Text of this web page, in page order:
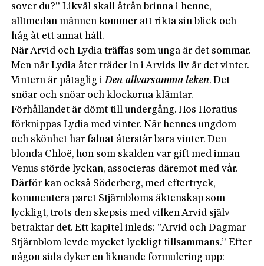
sover du?” Likväl skall åtrån brinna i henne,
alltmedan männen kommer att rikta sin blick och
håg åt ett annat håll.
När Arvid och Lydia träffas som unga är det sommar.
Men när Lydia åter träder in i Arvids liv är det vinter.
Vintern är påtaglig iDen allvarsamma leken. Det
snöar och snöar och klockorna klämtar.
Förhållandet är dömt till undergång. Hos Horatius
förknippas Lydia med vinter. När hennes ungdom
och skönhet har falnat återstår bara vinter. Den
blonda Chloë, hon som skalden var gift med innan
Venus störde lyckan, associeras däremot med vår.
Därför kan också Söderberg, med eftertryck,
kommentera paret Stjärnbloms äktenskap som
lyckligt, trots den skepsis med vilken Arvid själv
betraktar det. Ett kapitel inleds: ”Arvid och Dagmar
Stjärnblom levde mycket lyckligt tillsammans.” Efter
någon sida dyker en liknande formulering upp: